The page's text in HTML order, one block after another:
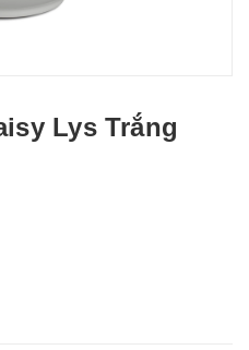
Lys Trắng